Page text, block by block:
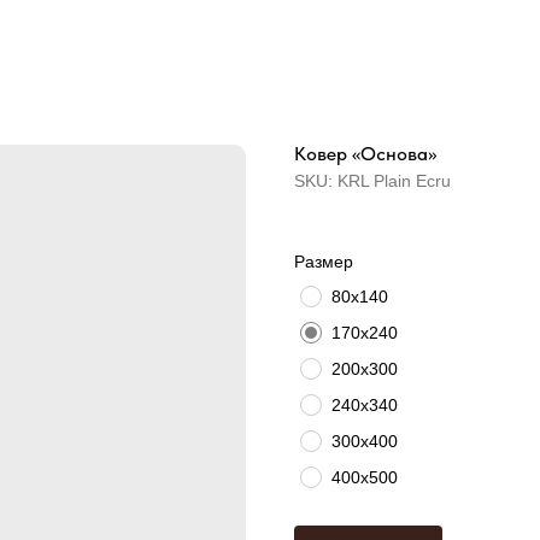
Ковер «Основа»
SKU: KRL Plain Ecru
Размер
80х140
170х240
200х300
240х340
300х400
400х500